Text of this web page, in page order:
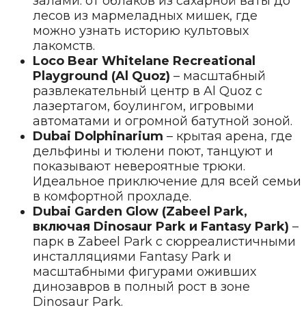
лесов из мармеладных мишек, где
можно узнать историю культовых
лакомств.
Loco Bear Whitelane Recreational
Playground (Al Quoz) – масштабный
развлекательный центр в Al Quoz с
лазертагом, боулингом, игровыми
автоматами и огромной батутной зоной.
Dubai Dolphinarium – крытая арена, где
дельфины и тюлени поют, танцуют и
показывают невероятные трюки.
Идеальное приключение для всей семьи
в комфортной прохладе.
Dubai Garden Glow (Zabeel Park,
включая Dinosaur Park и Fantasy Park) –
парк в Zabeel Park с сюрреалистичными
инсталляциями Fantasy Park и
масштабными фигурами оживших
динозавров в полный рост в зоне
Dinosaur Park.